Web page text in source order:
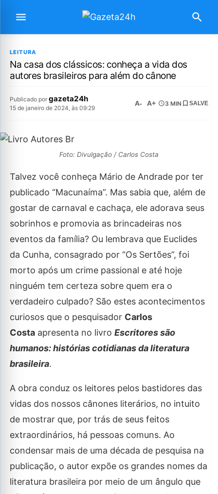
LEITURA
Na casa dos clássicos: conheça a vida dos
autores brasileiros para além do cânone
Publicado por gazeta24h
15 de janeiro de 2024, às 09:29
A- A+ 3 MIN SALVE
Foto: Divulgação / Carlos Costa
Talvez você conheça Mário de Andrade por ter
publicado “Macunaíma”. Mas sabia que, além de
gostar de carnaval e cachaça, ele adorava seus
sobrinhos e promovia as brincadeiras nos
eventos da família? Ou lembrava que Euclides
da Cunha, consagrado por “Os Sertões”, foi
morto após um crime passional e até hoje
ninguém tem certeza sobre quem era o
verdadeiro culpado? São estes acontecimentos
curiosos que o pesquisador Carlos
Costa apresenta no livro Escritores são
humanos: histórias cotidianas da literatura
brasileira.
A obra conduz os leitores pelos bastidores das
vidas dos nossos cânones literários, no intuito
de mostrar que, por trás de seus feitos
extraordinários, há pessoas comuns. Ao
condensar mais de uma década de pesquisa na
publicação, o autor expõe os grandes nomes da
literatura brasileira por meio de um ângulo que